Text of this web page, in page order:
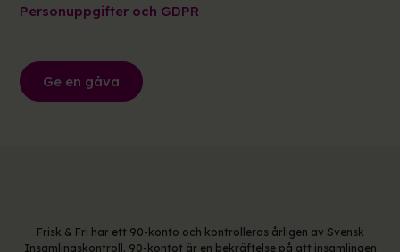
Personuppgifter och GDPR
Ge en gåva
Frisk & Fri har ett 90-konto och kontrolleras årligen av Svensk
Insamlingskontroll. 90-kontot är en bekräftelse på att insamlingen